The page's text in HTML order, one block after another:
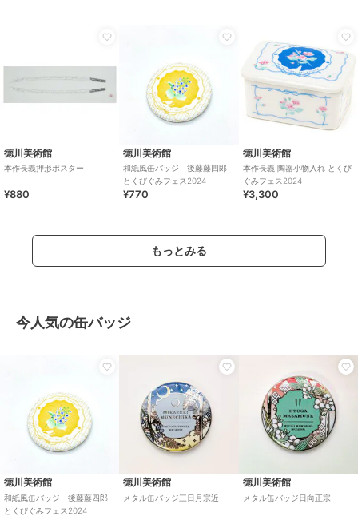
徳川美術館
本作長義押形ポスター
¥880
徳川美術館
和紙風缶バッジ 後藤藤四郎
とくびぐみフェス2024
¥770
徳川美術館
本作長義 陶器小物入れ とくび
ぐみフェス2024
¥3,300
もっとみる
今人気の缶バッジ
徳川美術館
和紙風缶バッジ 後藤藤四郎
とくびぐみフェス2024
徳川美術館
メタル缶バッジ三日月宗近
徳川美術館
メタル缶バッジ日向正宗